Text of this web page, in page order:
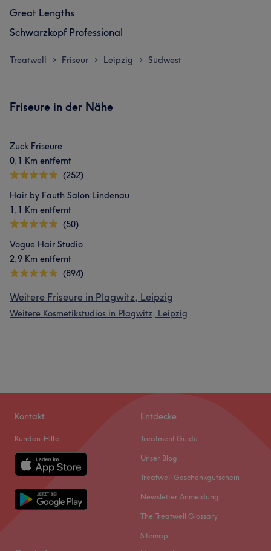
Great Lengths
Schwarzkopf Professional
Treatwell > Friseur > Leipzig > Südwest
Friseure in der Nähe
Zuck Friseure
0,1 Km entfernt
(252)
Hair by Fauth Salon Lindenau
1,1 Km entfernt
(50)
Vogue Hair Studio
2,9 Km entfernt
(894)
Weitere Friseure in Plagwitz, Leipzig
Weitere Kosmetikstudios in Plagwitz, Leipzig
Kontakt
Kunden-Hilfe
Entdecke
Treatment Guide
Unser Blog
Treatwell Geschenkgutschein
Newsletter Anmeldung
The Treatwell Glossary
Sitemap